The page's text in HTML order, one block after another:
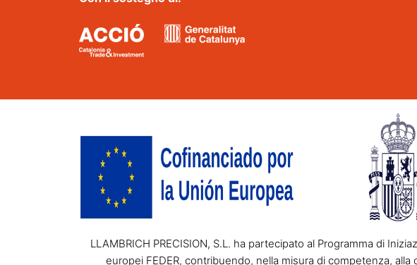
LLAMBRICH PRECISION, S.L. ha partecipato al Programma di
europei FEDER, contribuendo, nella misura di competenza,